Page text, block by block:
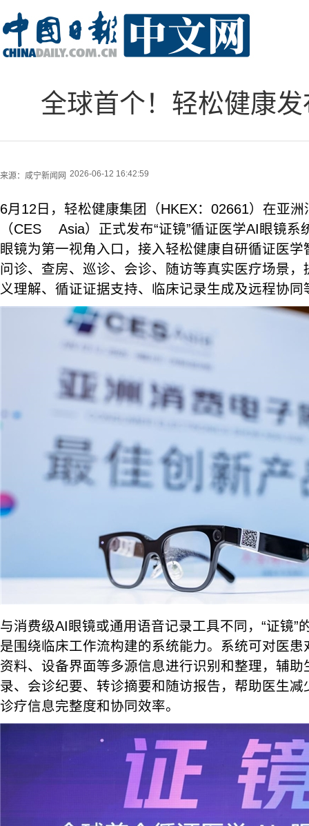
全球首个！轻松健康
来源： 咸宁新闻网 2026-06-12 16:42:59
6月12日，轻松健康集团（HKEX：02661）在亚
（CES Asia）正式发布“证镜”循证医学AI眼镜系
眼镜为第一视角入口，接入轻松健康自研循证医学
问诊、查房、巡诊、会诊、随访等真实医疗场景
义理解、循证证据支持、临床记录生成及远程协同
与消费级AI眼镜或通用语音记录工具不同，“证镜”
是围绕临床工作流构建的系统能力。系统可对医
资料、设备界面等多源信息进行识别和整理，辅
录、会诊纪要、转诊摘要和随访报告，帮助医生
诊疗信息完整度和协同效率。